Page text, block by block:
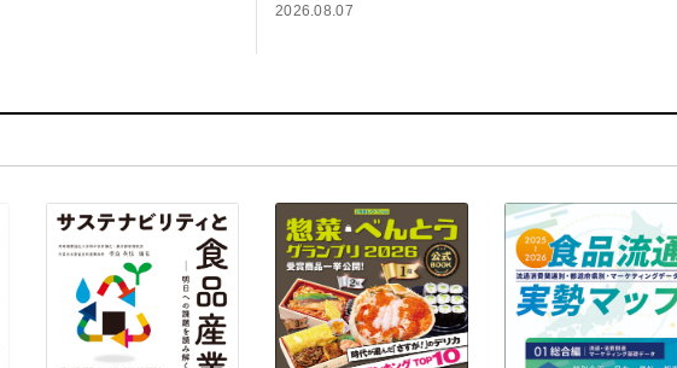
2026.08.07